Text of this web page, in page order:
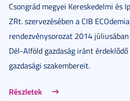
Csongrád megyei Kereskedelmi és
ZRt. szervezésében a CIB
rendezvénysorozat 2014
Dél-Alföld gazdaság iránt
gazdasági szakembereit.
Részletek